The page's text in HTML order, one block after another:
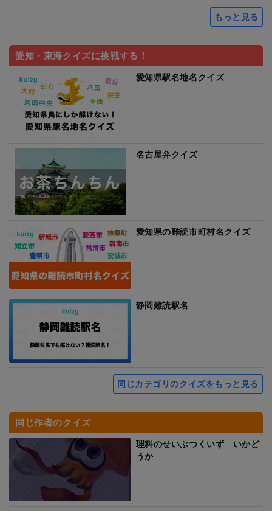
もっと見る
愛知・東海クイズに挑戦する！
愛知県駅名地名クイズ
名古屋弁クイズ
愛知県の難読市町村名クイズ
静岡難読駅名
同じカテゴリのクイズをもっと見る
同じ作者のクイズ
理科のせいぶつくいず いかど
うか